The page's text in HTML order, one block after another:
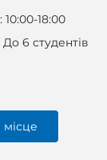
10:00-18:00
6 студентів